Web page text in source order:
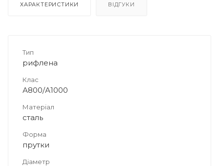
ХАРАКТЕРИСТИКИ ВІДГУКИ
Тип
рифлена
Клас
А800/А1000
Матеріал
сталь
Форма
прутки
Діаметр